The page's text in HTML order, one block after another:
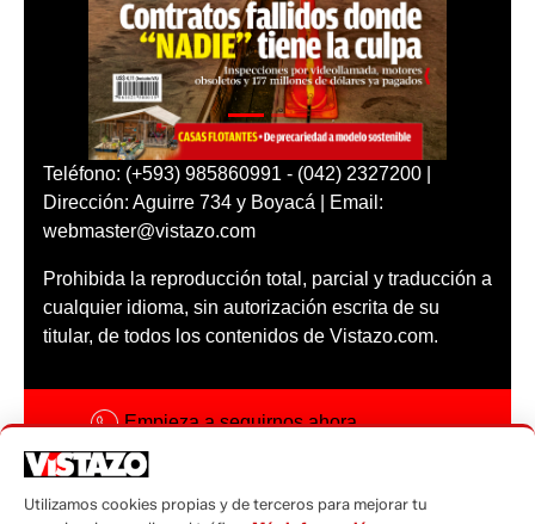
Teléfono: (+593) 985860991 - (042) 2327200 |
Dirección: Aguirre 734 y Boyacá | Email:
webmaster@vistazo.com
Prohibida la reproducción total, parcial y traducción a
cualquier idioma, sin autorización escrita de su
titular, de todos los contenidos de Vistazo.com.
Empieza a seguirnos ahora
Código ética
Utilizamos cookies propias y de terceros para mejorar tu